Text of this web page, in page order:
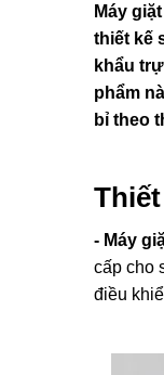
Máy
thiết kế
khẩu
phẩm
bỉ theo
- Máy
cấp cho
điều